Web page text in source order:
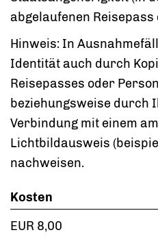
abgelaufenen
Hinweis: In
Identität auch durch
Reisepasses oder
beziehungsweise durch
Verbindung mit einem
Lichtbildausweis
nachweisen.
Kosten
EUR 8,00